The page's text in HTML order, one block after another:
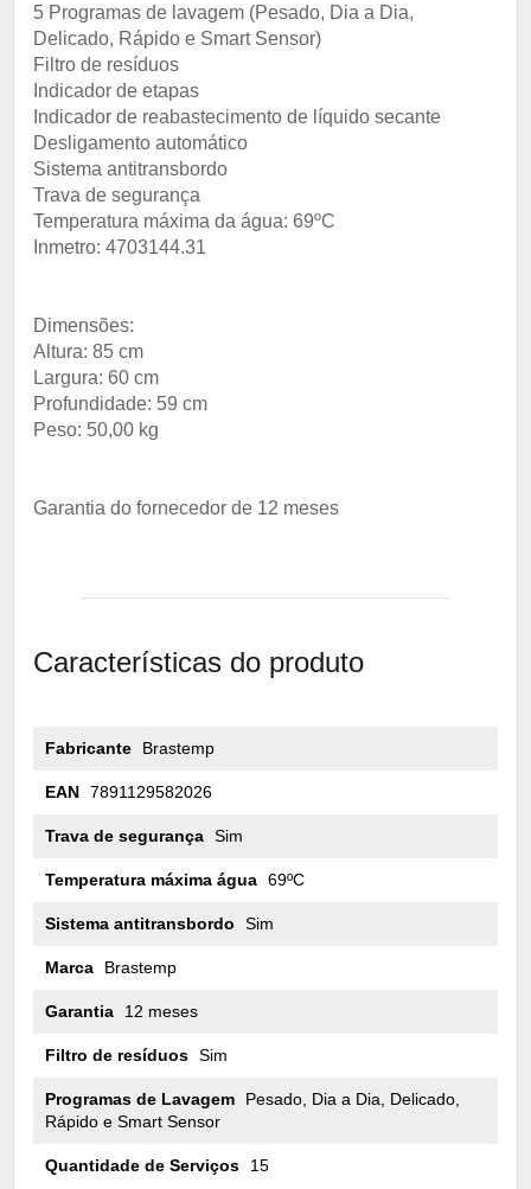
5 Programas de lavagem (Pesado, Dia a Dia,
Delicado, Rápido e Smart Sensor)
Filtro de resíduos
Indicador de etapas
Indicador de reabastecimento de líquido secante
Desligamento automático
Sistema antitransbordo
Trava de segurança
Temperatura máxima da água: 69ºC
Inmetro: 4703144.31
Dimensões:
Altura: 85 cm
Largura: 60 cm
Profundidade: 59 cm
Peso: 50,00 kg
Garantia do fornecedor de 12 meses
Características do produto
Fabricante Brastemp
EAN 7891129582026
Trava de segurança Sim
Temperatura máxima água 69ºC
Sistema antitransbordo Sim
Marca Brastemp
Garantia 12 meses
Filtro de resíduos Sim
Programas de Lavagem
Pesado, Dia a Dia, Delicado,
Rápido e Smart Sensor
Quantidade de Serviços 15